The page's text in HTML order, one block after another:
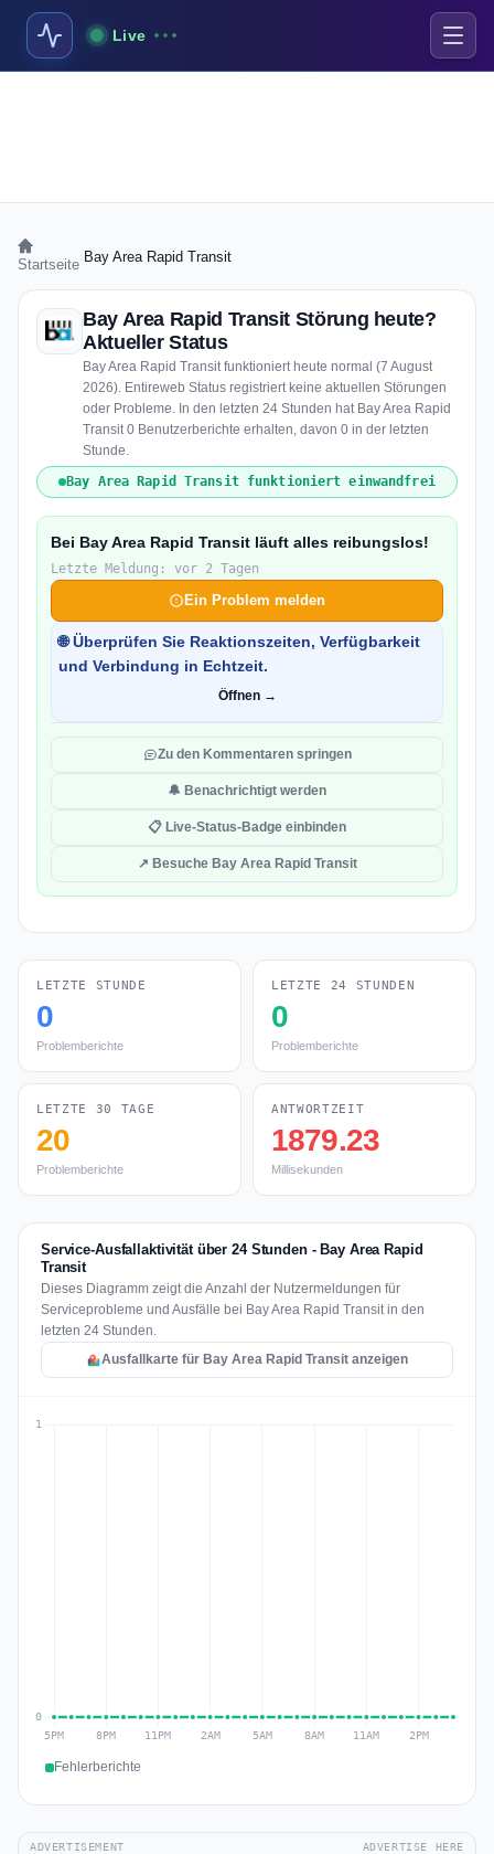
Live
Startseite Bay Area Rapid Transit
Bay Area Rapid Transit Störung heute?
Aktueller Status
Bay Area Rapid Transit funktioniert heute normal (7 August
2026). Entireweb Status registriert keine aktuellen Störungen
oder Probleme. In den letzten 24 Stunden hat Bay Area Rapid
Transit 0 Benutzerberichte erhalten, davon 0 in der letzten
Stunde.
Bay Area Rapid Transit funktioniert einwandfrei
Bei Bay Area Rapid Transit läuft alles reibungslos!
Letzte Meldung: vor 2 Tagen
Ein Problem melden
🌐 Überprüfen Sie Reaktionszeiten, Verfügbarkeit
und Verbindung in Echtzeit.
Öffnen →
Zu den Kommentaren springen
🔔 Benachrichtigt werden
📋 Live-Status-Badge einbinden
↗ Besuche Bay Area Rapid Transit
LETZTE STUNDE
0
Problemberichte
LETZTE 24 STUNDEN
0
Problemberichte
LETZTE 30 TAGE
20
Problemberichte
ANTWORTZEIT
1879.23
Millisekunden
Service-Ausfallaktivität über 24 Stunden - Bay Area Rapid
Transit
Dieses Diagramm zeigt die Anzahl der Nutzermeldungen für
Serviceprobleme und Ausfälle bei Bay Area Rapid Transit in den
letzten 24 Stunden.
Ausfallkarte für Bay Area Rapid Transit anzeigen
Fehlerberichte
ADVERTISEMENT ADVERTISE HERE